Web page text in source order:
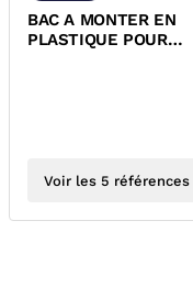
BAC A MONTER EN
PLASTIQUE POUR
Voir les 5 références